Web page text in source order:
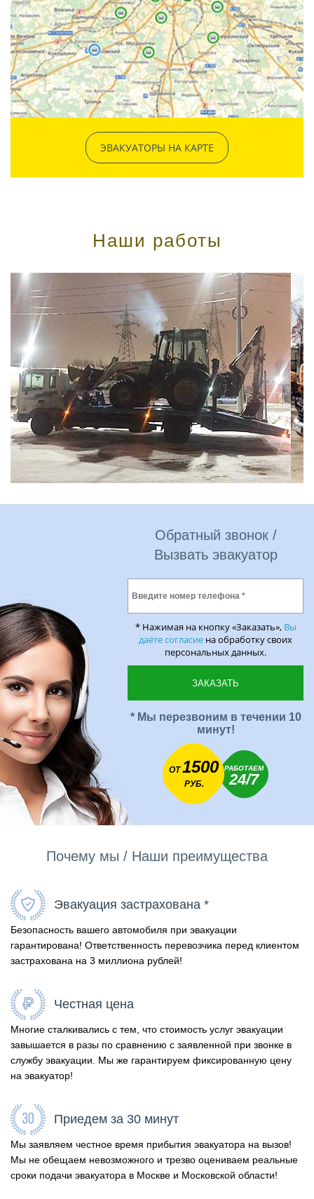
ЭВАКУАТОРЫ НА КАРТЕ
Наши работы
Обратный звонок /
Вызвать эвакуатор
* Нажимая на кнопку «Заказать», Вы
даёте согласие на обработку своих
персональных данных.
* Мы перезвоним в течении 10
минут!
ОТ1500
РУБ.
РАБОТАЕМ
24/7
Почему мы / Наши преимущества
Эвакуация застрахована *
Безопасность вашего автомобиля при эвакуации
гарантирована! Ответственность перевозчика перед клиентом
застрахована на 3 миллиона рублей!
Честная цена
Многие сталкивались с тем, что стоимость услуг эвакуации
завышается в разы по сравнению с заявленной при звонке в
службу эвакуации. Мы же гарантируем фиксированную цену
на эвакуатор!
Приедем за 30 минут
Мы заявляем честное время прибытия эвакуатора на вызов!
Мы не обещаем невозможного и трезво оцениваем реальные
сроки подачи эвакуатора в Москве и Московской области!